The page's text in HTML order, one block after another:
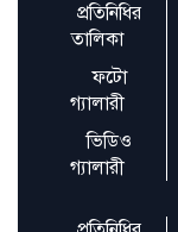
প্রতিনিধির
তালিকা
ফটো
গ্যালারী
ভিডিও
গ্যালারী